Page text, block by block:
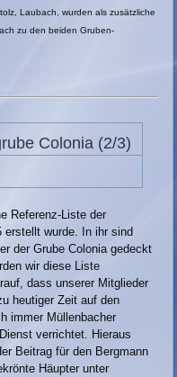
Laubach, wurden als zusätzliche
zu den beiden Gruben-
Colonia (2/3)
Referenz-Liste der
erstellt wurde. In ihr sind
der Grube Colonia gedeckt
wir diese Liste
dass unserer Mitglieder
heutiger Zeit auf den
immer Müllenbacher
verrichtet. Hieraus
Beitrag für den Bergmann
Häupter unter